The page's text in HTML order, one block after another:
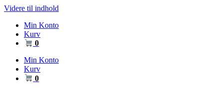
Videre til indhold
Min Konto
Kurv
0
Min Konto
Kurv
0